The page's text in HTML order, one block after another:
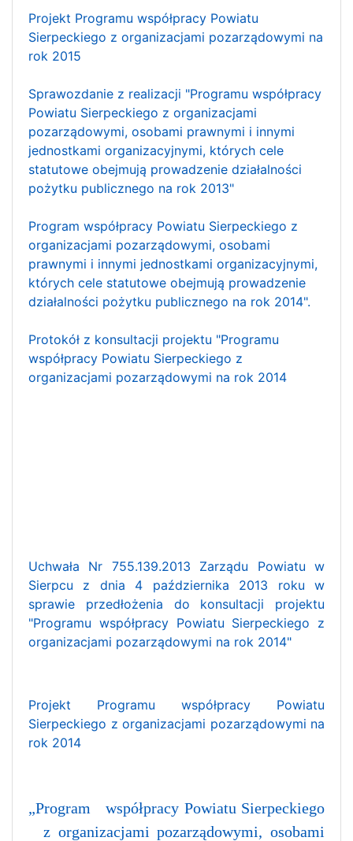
Projekt Programu współpracy Powiatu
Sierpeckiego z organizacjami pozarządowymi na
rok 2015
Sprawozdanie z realizacji "Programu współpracy
Powiatu Sierpeckiego z organizacjami
pozarządowymi, osobami prawnymi i innymi
jednostkami organizacyjnymi, których cele
statutowe obejmują prowadzenie działalności
pożytku publicznego na rok 2013"
Program współpracy Powiatu Sierpeckiego z
organizacjami pozarządowymi, osobami
prawnymi i innymi jednostkami organizacyjnymi,
których cele statutowe obejmują prowadzenie
działalności pożytku publicznego na rok 2014".
Protokół z konsultacji projektu "Programu
współpracy Powiatu Sierpeckiego z
organizacjami pozarządowymi na rok 2014
Uchwała Nr 755.139.2013 Zarządu Powiatu w
Sierpcu z dnia 4 października 2013 roku w
sprawie przedłożenia do konsultacji projektu
"Programu współpracy Powiatu Sierpeckiego z
organizacjami pozarządowymi na rok 2014"
Projekt Programu współpracy Powiatu
Sierpeckiego z organizacjami pozarządowymi na
rok 2014
„Program współpracy Powiatu Sierpeckiego
z organizacjami pozarządowymi, osobami